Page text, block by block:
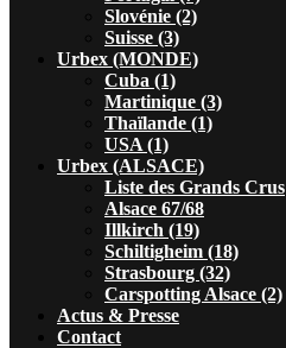
Slovénie (2)
Suisse (3)
Urbex (MONDE)
Cuba (1)
Martinique (3)
Thaïlande (1)
USA (1)
Urbex (ALSACE)
Liste des Grands Crus
Alsace 67/68
Illkirch (19)
Schiltigheim (18)
Strasbourg (32)
Carspotting Alsace (2)
Actus & Presse
Contact